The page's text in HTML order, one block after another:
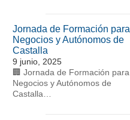
Jornada de Formación para
Negocios y Autónomos de
Castalla
9 junio, 2025
🏢 Jornada de Formación para
Negocios y Autónomos de
Castalla…